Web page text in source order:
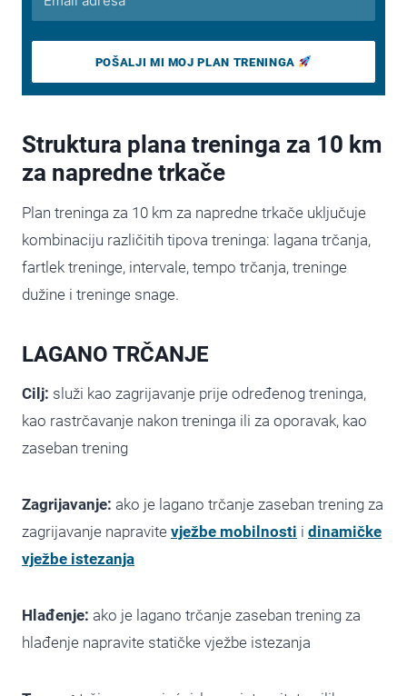
POŠALJI MI MOJ PLAN TRENINGA
Struktura plana treninga za 10 km
za napredne trkače
Plan treninga za 10 km za napredne trkače uključuje
kombinaciju različitih tipova treninga: lagana trčanja,
fartlek treninge, intervale, tempo trčanja, treninge
dužine i treninge snage.
LAGANO TRČANJE
Cilj: služi kao zagrijavanje prije određenog treninga,
kao rastrčavanje nakon treninga ili za oporavak, kao
zaseban trening
Zagrijavanje: ako je lagano trčanje zaseban trening za
zagrijavanje napravite vježbe mobilnosti i dinamičke
vježbe istezanja
Hlađenje: ako je lagano trčanje zaseban trening za
hlađenje napravite statičke vježbe istezanja